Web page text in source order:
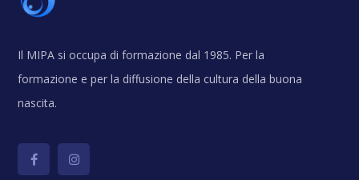
Il MIPA si occupa di formazione dal 1985. Per la
formazione e per la diffusione della cultura della buona
nascita.